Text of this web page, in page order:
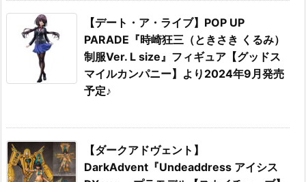
【デート・ア・ライブ】POP UP
PARADE『時崎狂三（ときさき くるみ）
制服Ver. L size』フィギュア【グッドス
マイルカンパニー】より2024年9月発売
予定♪
【ダークアドヴェント】
DarkAdvent『Undeaddress アイシス